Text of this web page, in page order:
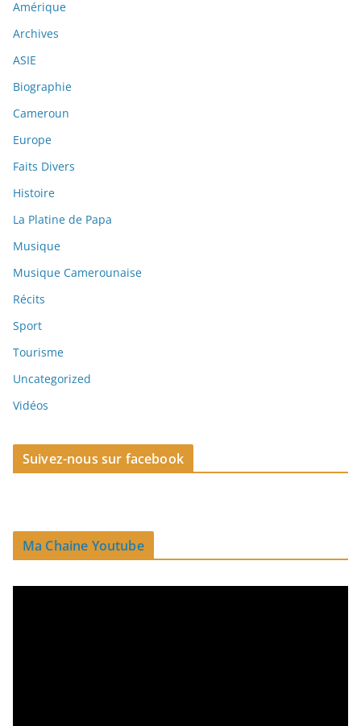
Amérique
Archives
ASIE
Biographie
Cameroun
Europe
Faits Divers
Histoire
La Platine de Papa
Musique
Musique Camerounaise
Récits
Sport
Tourisme
Uncategorized
Vidéos
Suivez-nous sur facebook
Ma Chaine Youtube